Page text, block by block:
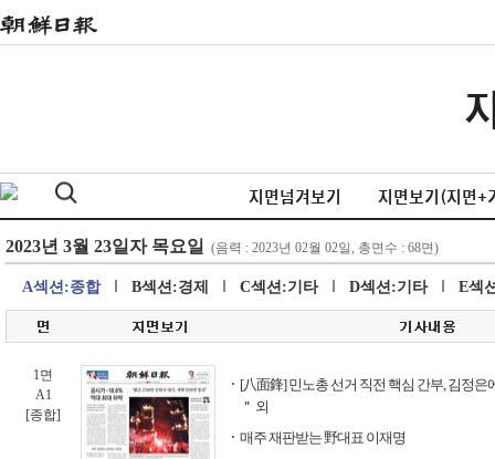
지면넘겨보기 지면보기(지면+
A섹션:종합 B섹션:경제 C섹션:기타 D섹션:기타 E섹
1면
A1
[종합]
[八面鋒] 민노총 선거 직전 핵심 간부, 김정은
＂ 외
매주 재판받는 野대표 이재명